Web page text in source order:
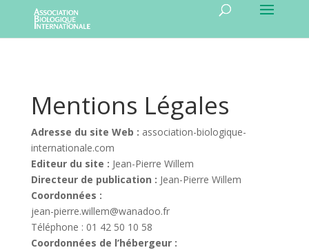
Mentions Légales
Adresse du site Web : association-biologique-
internationale.com
Editeur du site : Jean-Pierre Willem
Directeur de publication : Jean-Pierre Willem
Coordonnées :
jean-pierre.willem@wanadoo.fr
Téléphone : 01 42 50 10 58
Coordonnées de l’hébergeur :